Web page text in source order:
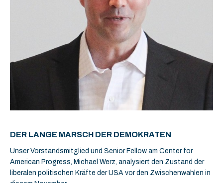
DER LANGE MARSCH DER DEMOKRATEN
Unser Vorstandsmitglied und Senior Fellow am Center for
American Progress, Michael Werz, analysiert den Zustand der
liberalen politischen Kräfte der USA vor den Zwischenwahlen in